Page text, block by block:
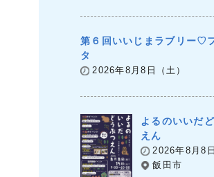
第６回いいじまラブリー♡
タ
2026年8月8日（土）
よるのいいだ
えん
2026年8月8
飯田市